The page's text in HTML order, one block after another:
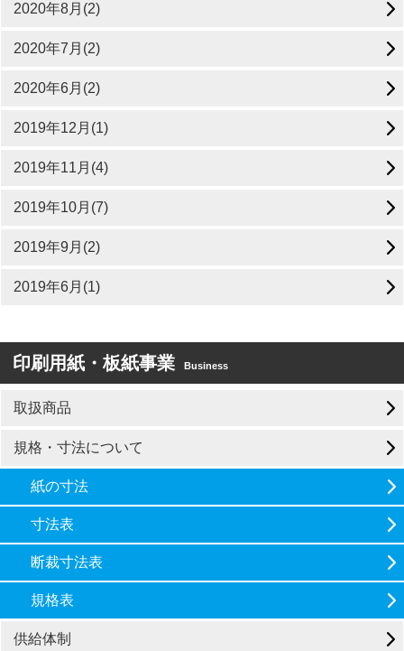
2020年8月(2)
2020年7月(2)
2020年6月(2)
2019年12月(1)
2019年11月(4)
2019年10月(7)
2019年9月(2)
2019年6月(1)
印刷用紙・板紙事業 Business
取扱商品
規格・寸法について
紙の寸法
寸法表
断裁寸法表
規格表
供給体制